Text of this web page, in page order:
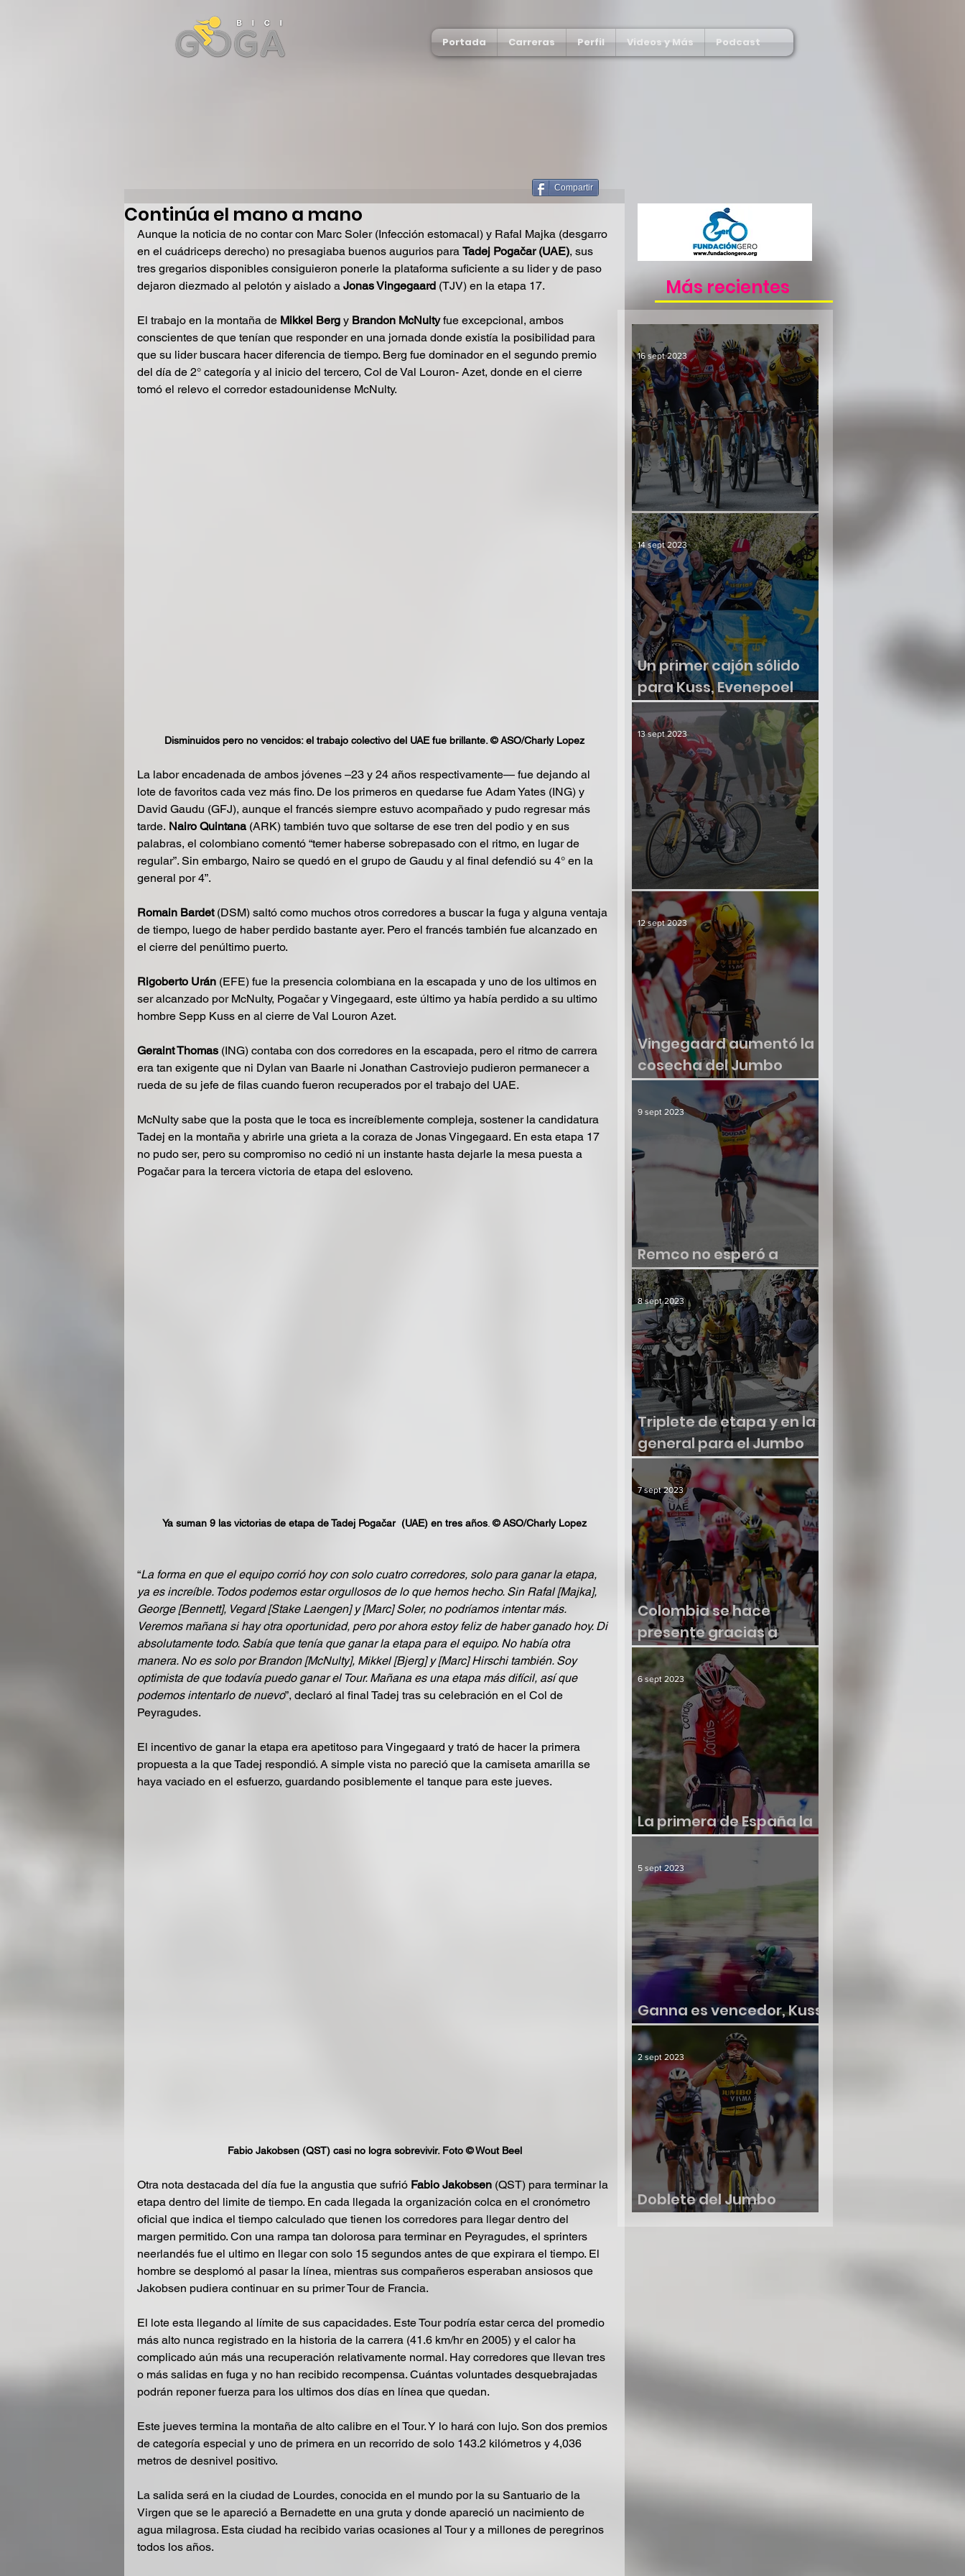
Portada Carreras Perfil Videos y Más Podcast
Más recientes
Compartir
Continúa el mano a mano
Aunque la noticia de no contar con Marc Soler (Infección estomacal) y Rafal Majka (desgarro
en el cuádriceps derecho) no presagiaba buenos augurios para Tadej Pogačar (UAE), sus
tres gregarios disponibles consiguieron ponerle la plataforma suficiente a su lider y de paso
dejaron diezmado al pelotón y aislado a Jonas Vingegaard (TJV) en la etapa 17.
El trabajo en la montaña de Mikkel Berg y Brandon McNulty fue excepcional, ambos
conscientes de que tenían que responder en una jornada donde existía la posibilidad para
que su lider buscara hacer diferencia de tiempo. Berg fue dominador en el segundo premio
del día de 2° categoría y al inicio del tercero, Col de Val Louron- Azet, donde en el cierre
tomó el relevo el corredor estadounidense McNulty.
Disminuidos pero no vencidos: el trabajo colectivo del UAE fue brillante. © ASO/Charly Lopez
La labor encadenada de ambos jóvenes –23 y 24 años respectivamente— fue dejando al
lote de favoritos cada vez más fino. De los primeros en quedarse fue Adam Yates (ING) y
David Gaudu (GFJ), aunque el francés siempre estuvo acompañado y pudo regresar más
tarde. Nairo Quintana (ARK) también tuvo que soltarse de ese tren del podio y en sus
palabras, el colombiano comentó “temer haberse sobrepasado con el ritmo, en lugar de
regular”. Sin embargo, Nairo se quedó en el grupo de Gaudu y al final defendió su 4° en la
general por 4”.
Romain Bardet (DSM) saltó como muchos otros corredores a buscar la fuga y alguna ventaja
de tiempo, luego de haber perdido bastante ayer. Pero el francés también fue alcanzado en
el cierre del penúltimo puerto.
Rigoberto Urán (EFE) fue la presencia colombiana en la escapada y uno de los ultimos en
ser alcanzado por McNulty, Pogačar y Vingegaard, este último ya había perdido a su ultimo
hombre Sepp Kuss en al cierre de Val Louron Azet.
Geraint Thomas (ING) contaba con dos corredores en la escapada, pero el ritmo de carrera
era tan exigente que ni Dylan van Baarle ni Jonathan Castroviejo pudieron permanecer a
rueda de su jefe de filas cuando fueron recuperados por el trabajo del UAE.
McNulty sabe que la posta que le toca es increíblemente compleja, sostener la candidatura
Tadej en la montaña y abrirle una grieta a la coraza de Jonas Vingegaard. En esta etapa 17
no pudo ser, pero su compromiso no cedió ni un instante hasta dejarle la mesa puesta a
Pogačar para la tercera victoria de etapa del esloveno.
Ya suman 9 las victorias de etapa de Tadej Pogačar  (UAE) en tres años . © ASO/Charly Lopez
“La forma en que el equipo corrió hoy con solo cuatro corredores, solo para ganar la etapa,
ya es increíble. Todos podemos estar orgullosos de lo que hemos hecho. Sin Rafal [Majka],
George [Bennett], Vegard [Stake Laengen] y [Marc] Soler, no podríamos intentar más.
Veremos mañana si hay otra oportunidad, pero por ahora estoy feliz de haber ganado hoy. Di
absolutamente todo. Sabía que tenía que ganar la etapa para el equipo. No había otra
manera. No es solo por Brandon [McNulty], Mikkel [Bjerg] y [Marc] Hirschi también. Soy
optimista de que todavía puedo ganar el Tour. Mañana es una etapa más difícil, así que
podemos intentarlo de nuevo”, declaró al final Tadej tras su celebración en el Col de
Peyragudes.
El incentivo de ganar la etapa era apetitoso para Vingegaard y trató de hacer la primera
propuesta a la que Tadej respondió. A simple vista no pareció que la camiseta amarilla se
haya vaciado en el esfuerzo, guardando posiblemente el tanque para este jueves.
Fabio Jakobsen (QST) casi no logra sobrevivir. Foto © Wout Beel
Otra nota destacada del día fue la angustia que sufrió Fabio Jakobsen (QST) para terminar la
etapa dentro del limite de tiempo. En cada llegada la organización colca en el cronómetro
oficial que indica el tiempo calculado que tienen los corredores para llegar dentro del
margen permitido. Con una rampa tan dolorosa para terminar en Peyragudes, el sprinters
neerlandés fue el ultimo en llegar con solo 15 segundos antes de que expirara el tiempo. El
hombre se desplomó al pasar la línea, mientras sus compañeros esperaban ansiosos que
Jakobsen pudiera continuar en su primer Tour de Francia.
El lote esta llegando al límite de sus capacidades. Este Tour podría estar cerca del promedio
más alto nunca registrado en la historia de la carrera (41.6 km/hr en 2005) y el calor ha
complicado aún más una recuperación relativamente normal. Hay corredores que llevan tres
o más salidas en fuga y no han recibido recompensa. Cuántas voluntades desquebrajadas
podrán reponer fuerza para los ultimos dos días en línea que quedan.
Este jueves termina la montaña de alto calibre en el Tour. Y lo hará con lujo. Son dos premios
de categoría especial y uno de primera en un recorrido de solo 143.2 kilómetros y 4,036
metros de desnivel positivo.
La salida será en la ciudad de Lourdes, conocida en el mundo por la su Santuario de la
Virgen que se le apareció a Bernadette en una gruta y donde apareció un nacimiento de
agua milagrosa. Esta ciudad ha recibido varias ocasiones al Tour y a millones de peregrinos
todos los años.
Culminación y consenso
16 sept 2023
Un primer cajón sólido
para Kuss, Evenepoel
sumó otra victoria
14 sept 2023
¿Hay crisis en el paraíso?
13 sept 2023
Vingegaard aumentó la
cosecha del Jumbo
Visma
12 sept 2023
Remco no esperó a
renacer en la Vuelta
9 sept 2023
Triplete de etapa y en la
general para el Jumbo
Visma
8 sept 2023
Colombia se hace
presente gracias a
Molano
7 sept 2023
La primera de España la
consiguió Jesús Herrada
6 sept 2023
Ganna es vencedor, Kuss
no suelta la roja
5 sept 2023
Doblete del Jumbo
2 sept 2023